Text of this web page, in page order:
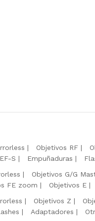
Objetivos RF
S Empuñaduras
Objetivos G/G
FE zoom Objetivos E
Objetivos Z
Adaptadores